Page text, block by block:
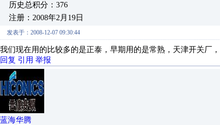
历史总积分：376
注册：2008年2月19日
发表于：2008-12-07 09:30:44
我们现在用的比较多的是正泰，早期用的是常熟，天津开关厂
回复 引用 举报
蓝海华腾